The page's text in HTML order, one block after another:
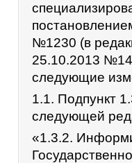
№1230 (в
25.10.2013
следующие
1.1. Подпункт
следующей
«1.3.2.